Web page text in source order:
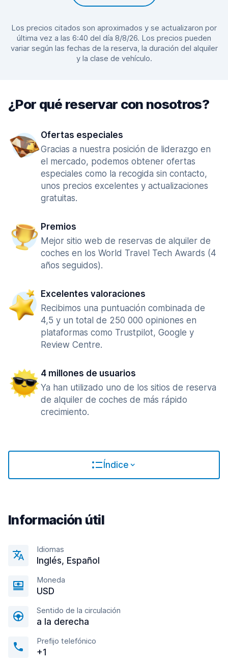
Los precios citados son aproximados y se actualizaron por
última vez a las 6:40 del día 8/8/26. Los precios pueden
variar según las fechas de la reserva, la duración del alquiler
y la clase de vehículo.
¿Por qué reservar con nosotros?
Ofertas especiales
Gracias a nuestra posición de liderazgo en
el mercado, podemos obtener ofertas
especiales como la recogida sin contacto,
unos precios excelentes y actualizaciones
gratuitas.
Premios
Mejor sitio web de reservas de alquiler de
coches en los World Travel Tech Awards (4
años seguidos).
Excelentes valoraciones
Recibimos una puntuación combinada de
4,5 y un total de 250 000 opiniones en
plataformas como Trustpilot, Google y
Review Centre.
4 millones de usuarios
Ya han utilizado uno de los sitios de reserva
de alquiler de coches de más rápido
crecimiento.
Índice
Información útil
Idiomas
Inglés, Español
Moneda
USD
Sentido de la circulación
a la derecha
Prefijo telefónico
+1